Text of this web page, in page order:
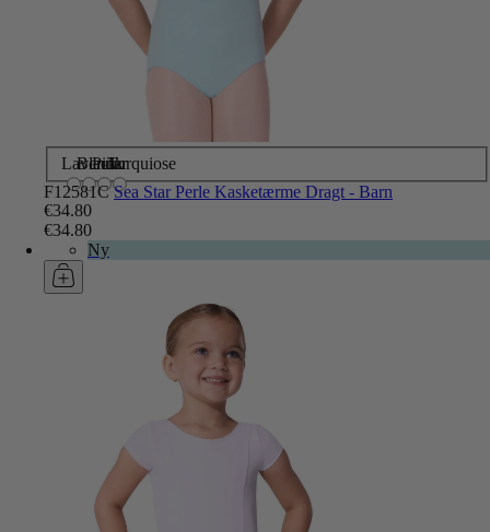
Lavender
Black
PinkTurquiose
F12581C Sea Star Perle Kasketærme Dragt - Barn
€34.80
€34.80
Ny